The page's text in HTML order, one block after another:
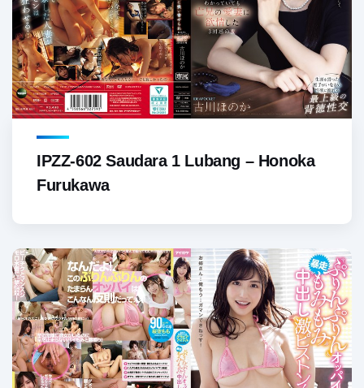
IPZZ-602 Saudara 1 Lubang – Honoka
Furukawa